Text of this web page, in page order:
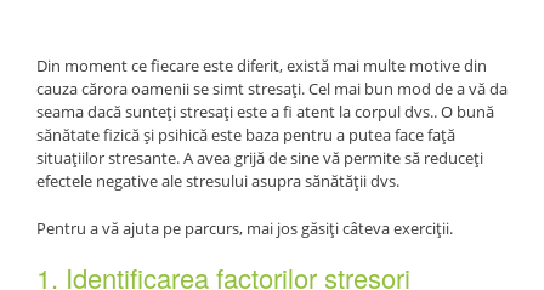
Din moment ce fiecare este diferit, există mai multe motive din
cauza cărora oamenii se simt stresați. Cel mai bun mod de a vă da
seama dacă sunteți stresați este a fi atent la corpul dvs.. O bună
sănătate fizică și psihică este baza pentru a putea face față
situațiilor stresante. A avea grijă de sine vă permite să reduceți
efectele negative ale stresului asupra sănătății dvs.
Pentru a vă ajuta pe parcurs, mai jos găsiți câteva exerciții.
1. Identificarea factorilor stresori